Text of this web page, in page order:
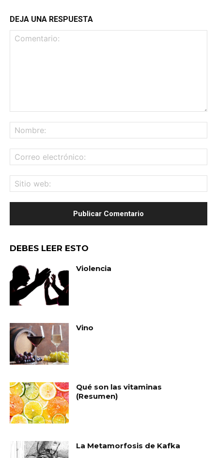
DEJA UNA RESPUESTA
DEBES LEER ESTO
Violencia
Vino
Qué son las vitaminas
(Resumen)
La Metamorfosis de Kafka